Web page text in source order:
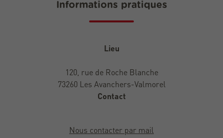
Informations pratiques
Lieu
120, rue de Roche Blanche
73260 Les Avanchers-Valmorel
Contact
Nous contacter par mail